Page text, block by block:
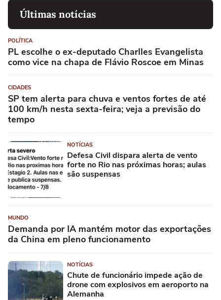
Últimas notícias
POLÍTICA
PL escolhe o ex-deputado Charlles Evangelista
como vice na chapa de Flávio Roscoe em Minas
CIDADES
SP tem alerta para chuva e ventos fortes de até
100 km/h nesta sexta-feira; veja a previsão do
tempo
NOTÍCIAS
Defesa Civil dispara alerta de vento
forte no Rio nas próximas horas; aulas
são suspensas
MUNDO
Demanda por IA mantém motor das exportações
da China em pleno funcionamento
NOTÍCIAS
Chute de funcionário impede ação de
drone com explosivos em aeroporto na
Alemanha